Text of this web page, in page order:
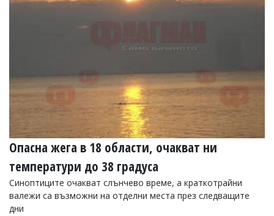
УКРАЙНА
ЮГ
Управители:
Веселин
Василев,
email:
v.vasilev@flagman.bg
Катя
еmail:k.kassabova@flagman.bg
Главен
Опасна жега в 18 области, очакват ни
температури до 38 градуса
Синоптиците очакват слънчево време, а краткотрайни
валежи са възможни на отделни места през следващите
дни